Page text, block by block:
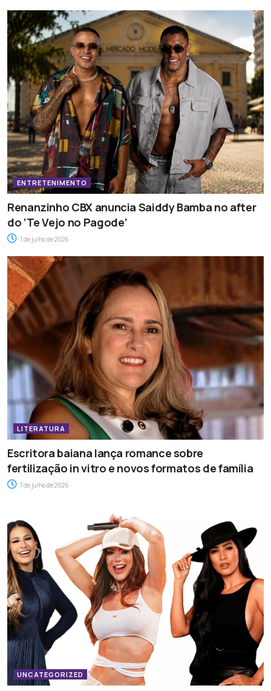
ENTRETENIMENTO
Renanzinho CBX anuncia Saiddy Bamba no after
do ‘Te Vejo no Pagode’
7 de julho de 2026
LITERATURA
Escritora baiana lança romance sobre
fertilização in vitro e novos formatos de família
7 de julho de 2026
UNCATEGORIZED